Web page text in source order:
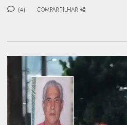
(4) COMPARTILHAR